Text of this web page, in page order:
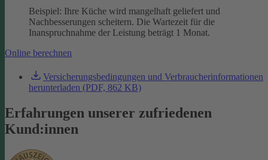
Beispiel: Ihre Küche wird mangelhaft geliefert und
Nachbesserungen scheitern. Die Wartezeit für die
Inanspruchnahme der Leistung beträgt 1 Monat.
Online berechnen
Versicherungsbedingungen und Verbraucherinformationen
herunterladen (PDF, 862 KB)
Erfahrungen unserer zufriedenen
Kund:innen